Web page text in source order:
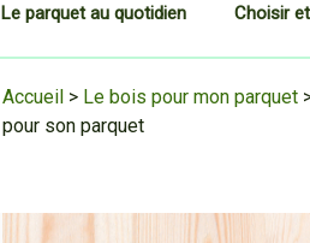
Le parquet au quotidien Choisir
Accueil > Le bois pour mon parquet
pour son parquet